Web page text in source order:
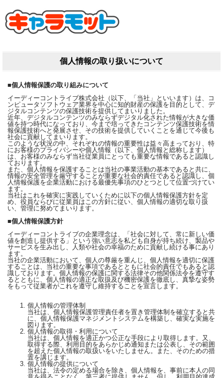
個人情報の取り扱いについて
■個人情報保護の取り組みについて
イーディーコントライブ株式会社（以下、「当社」といいます）は、コ
ンピュータソフトウェア業界を中心に知的財産の保護を目的として、デ
ジタルコンテンツの保護技術を提供してまいりました。
近年、デジタルコンテンツのみならずデジタル化された情報が大きな価
値を持つ時代になっており、今まで培ってきたコンテンツ保護技術を情
報保護技術へと発展させ、その技術を提供していくことを通じて今後も
社会に貢献してまいります。
このような状況の中、それぞれの情報の重要性は益々高まっており、特
にお客様のプライバシーや個人情報（以下、個人情報と総称します）
は、お客様のみならず当社従業員にとっても重要な情報であると認識し
ております。
また、個人情報を保護することは当社の事業活動の基本であると共に、
情報の安全管理を厳守することが重要な社会的責任であると認識し、個
人情報保護を企業活動における最優先事項のひとつとして位置づけてい
ます。
当社はこれを確実に実践していくために以下の個人情報保護方針を定
め、役員ならびに従業員はこの方針に従い、個人情報の適切な取り扱
い、管理に努めてまいります。
■個人情報保護方針
イーディーコントライブの企業理念は、「社会に対して、常に新しい価
値を創造し提供する」という強い意志を私ども自身が持ち続け、製品や
サービスを生み出し、人類や社会の幸福のために貢献し続ける事にあり
ます。
当社の企業活動において、個人の尊厳を重んじ、個人情報を適切に保護
することは、当社の重要な事項であるとともに社会的責任でもあると認
識しております。個人情報の保護に関する法律その他関係法令を遵守す
るとともに、個人情報の適正な取扱及び機密保護を徹底し、真摯な姿勢
をもって従業者がこれを遵守し維持することを宣言します。
個人情報の管理体制
当社は、個人情報保護管理責任者を置き管理体制を確立すると共
に、個人情報保護マネジメントシステムを構築し、確実な実施を
図ります。
個人情報の取得・利用について
当社は、個人情報を適正かつ公正な手段により取得します。又、
取得する際、利用目的をあらかじめ通知または公表し、その範囲
を超えた個人情報の取扱いをいたしません。また、そのための措
置を講じます。
個人情報の提供について
当社は、法令の定める場合を除き、個人情報を、事前に本人の同